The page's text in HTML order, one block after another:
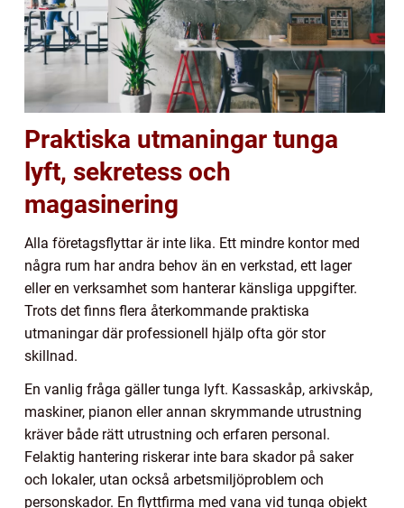
Praktiska utmaningar tunga
lyft, sekretess och
magasinering
Alla företagsflyttar är inte lika. Ett mindre kontor med
några rum har andra behov än en verkstad, ett lager
eller en verksamhet som hanterar känsliga uppgifter.
Trots det finns flera återkommande praktiska
utmaningar där professionell hjälp ofta gör stor
skillnad.
En vanlig fråga gäller tunga lyft. Kassaskåp, arkivskåp,
maskiner, pianon eller annan skrymmande utrustning
kräver både rätt utrustning och erfaren personal.
Felaktig hantering riskerar inte bara skador på saker
och lokaler, utan också arbetsmiljöproblem och
personskador. En flyttfirma med vana vid tunga objekt